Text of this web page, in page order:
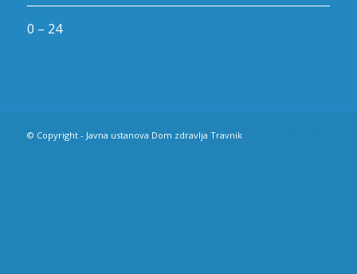
0 – 24
© Copyright - Javna ustanova Dom zdravlja Travnik